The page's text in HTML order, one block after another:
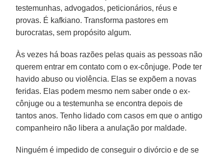
testemunhas, advogados, peticionários, réus e
provas. É kafkiano. Transforma pastores em
burocratas, sem propósito algum.
Às vezes há boas razões pelas quais as pessoas não
querem entrar em contato com o ex-cônjuge. Pode ter
havido abuso ou violência. Elas se expõem a novas
feridas. Elas podem mesmo nem saber onde o ex-
cônjuge ou a testemunha se encontra depois de
tantos anos. Tenho lidado com casos em que o antigo
companheiro não libera a anulação por maldade.
Ninguém é impedido de conseguir o divórcio e de se